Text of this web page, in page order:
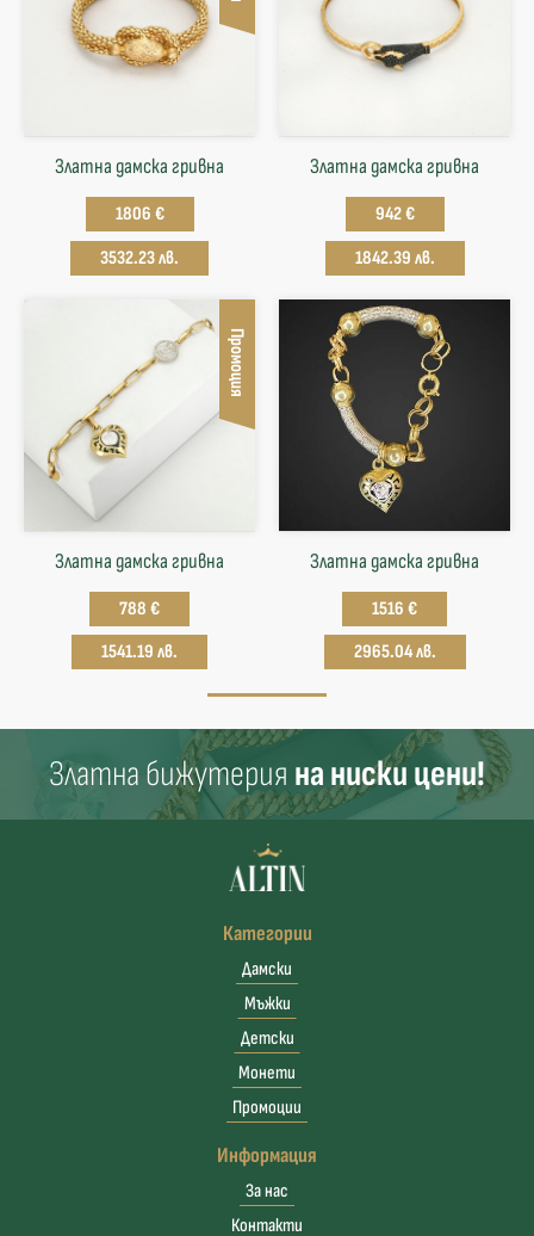
Златна дамска гривна
1806 €
3532.23 лв.
Златна дамска гривна
942 €
1842.39 лв.
Промоция
Златна дамска гривна
788 €
1541.19 лв.
Златна дамска гривна
1516 €
2965.04 лв.
Златна бижутерия на ниски цени!
Категории
Дамски
Мъжки
Детски
Монети
Промоции
Информация
За нас
Контакти